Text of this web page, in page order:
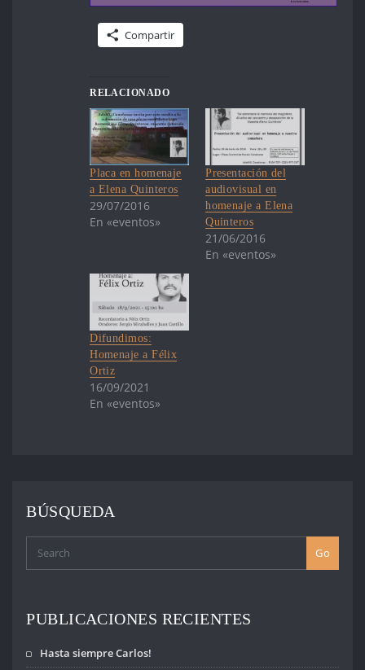
Compartir
RELACIONADO
Placa en homenaje
a Elena Quinteros
29/07/2016
En «eventos»
Presentación del
audiovisual en
homenaje a Elena
Quinteros
21/06/2016
En «eventos»
Difundimos:
Homenaje a Félix
Ortiz
16/09/2021
En «eventos»
BÚSQUEDA
Go
PUBLICACIONES RECIENTES
Hasta siempre Carlos!